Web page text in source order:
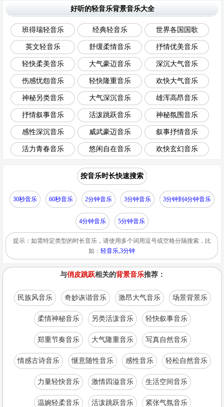
好听的轻音乐背景音乐大全
班得瑞轻音乐 经典轻音乐 世界各国国歌
英文轻音乐 舒缓柔情音乐 抒情优美音乐
轻快柔美音乐 大气豪迈音乐 深沉大气音乐
伤感忧怨音乐 轻快隆重音乐 欢快大气音乐
神秘另类音乐 大气深沉音乐 雄浑高昂音乐
抒情叙事音乐 活泼跳跃音乐 神秘氛围音乐
感性深沉音乐 威武豪迈音乐 叙事抒情音乐
活力青春音乐 悠闲自在音乐 欢快玄幻音乐
按音乐时长快速搜索
30秒音乐 60秒音乐 2分钟音乐 3分钟音乐 3分钟到4分钟音乐
4分钟音乐 5分钟音乐
提示：如需特定类型的时长音乐，请使用多个词用逗号或空格分隔搜索，比
如：轻音乐,3分钟
与俏皮跳跃相关的背景音乐推荐：
民族风音乐 奇妙诙谐音乐 激昂大气音乐 场景背景乐
柔情神秘音乐 另类活泼音乐 轻快叙事音乐
郑重节奏音乐 大气隆重音乐 写真自然音乐
情感古诗音乐 惬意随性音乐 感性音乐 轻松自然音乐
力量轻快音乐 激情四溢音乐 生活空间音乐
温婉轻柔音乐 活泼跳跃音乐 紧张气氛音乐